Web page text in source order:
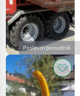
Poslovni ponudnik